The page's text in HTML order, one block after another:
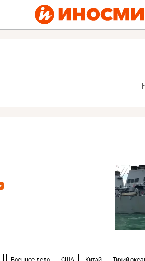
Военное дело США Китай Тихий